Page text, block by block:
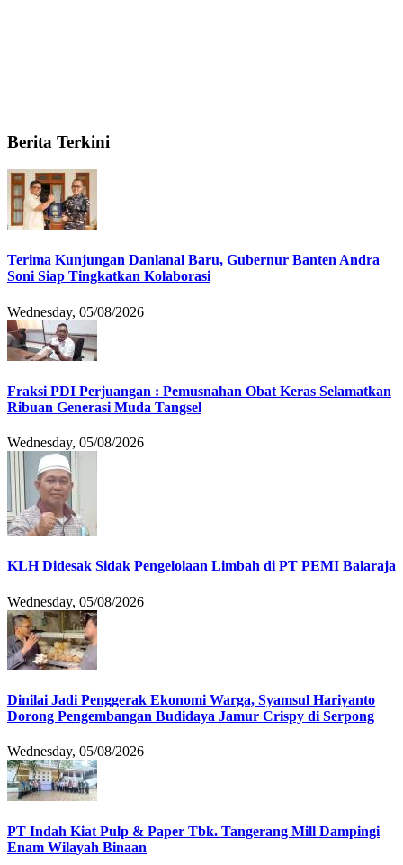
Berita Terkini
Terima Kunjungan Danlanal Baru, Gubernur Banten Andra
Soni Siap Tingkatkan Kolaborasi
Wednesday, 05/08/2026
Fraksi PDI Perjuangan : Pemusnahan Obat Keras Selamatkan
Ribuan Generasi Muda Tangsel
Wednesday, 05/08/2026
KLH Didesak Sidak Pengelolaan Limbah di PT PEMI Balaraja
Wednesday, 05/08/2026
Dinilai Jadi Penggerak Ekonomi Warga, Syamsul Hariyanto
Dorong Pengembangan Budidaya Jamur Crispy di Serpong
Wednesday, 05/08/2026
PT Indah Kiat Pulp & Paper Tbk. Tangerang Mill Dampingi
Enam Wilayah Binaan